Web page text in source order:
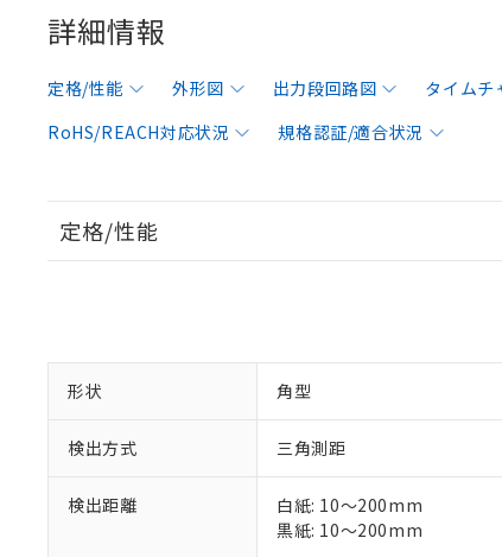
詳細情報
定格/性能 外形図 出力段回路図 タイムチ
RoHS/REACH対応状況
規格認証/適合状況
定格/性能
形状 角型
検出方式 三角測距
検出距離
白紙: 10～200mm
黒紙: 10～200mm